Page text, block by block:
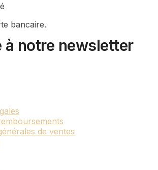
bancaire.
à notre newsletter
de ventes